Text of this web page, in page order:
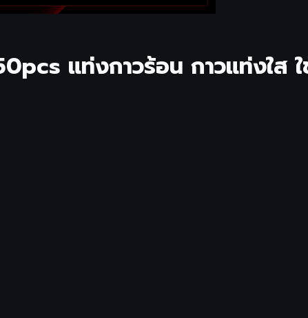
แท่งกาวร้อน กาวแท่งใส